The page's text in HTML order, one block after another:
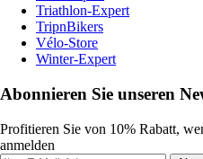
Triathlon-Expert
TripnBikers
Vélo-Store
Winter-Expert
Abonnieren Sie unseren
Profitieren Sie von 10% Rabatt,
anmelden